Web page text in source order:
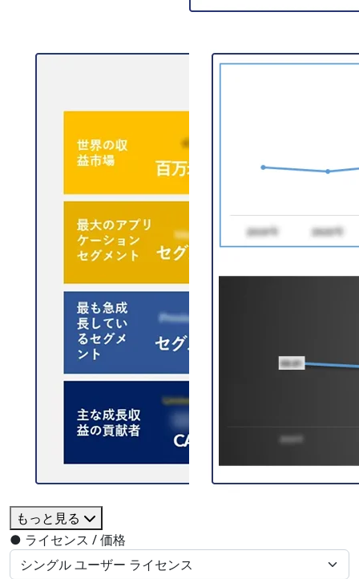
もっと見る
● ライセンス / 価格